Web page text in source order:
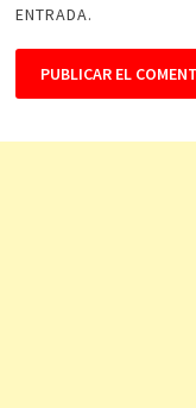
ENTRADA.